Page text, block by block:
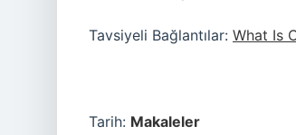
Tavsiyeli Bağlantılar: What Is
Tarih: Makaleler